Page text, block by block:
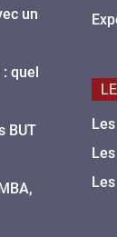
un
quel
BUT